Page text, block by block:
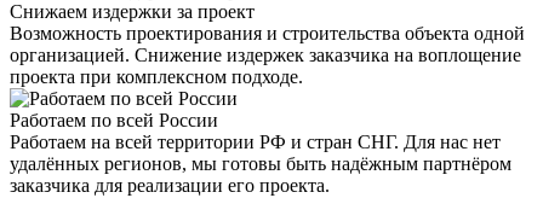
Снижаем издержки за проект
Возможность проектирования и строительства объекта одной
организацией. Снижение издержек заказчика на воплощение
проекта при комплексном подходе.
Работаем по всей России
Работаем на всей территории РФ и стран СНГ. Для нас нет
удалённых регионов, мы готовы быть надёжным партнёром
заказчика для реализации его проекта.